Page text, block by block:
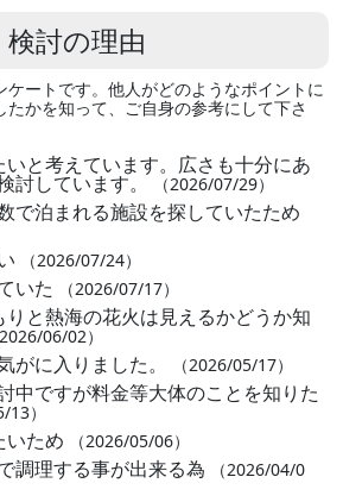
検討の理由
ートです。他人がどのようなポイントに
たかを知って、ご自身の参考にして下さ
と考えています。広さも十分にあ
討しています。 （2026/07/29）
で泊まれる施設を探していたため
（2026/07/24）
いた （2026/07/17）
と熱海の花火は見えるかどうか知
2026/06/02）
がに入りました。 （2026/05/17）
中ですが料金等大体のことを知りた
13）
いため （2026/05/06）
調理する事が出来る為
（2026/04/0